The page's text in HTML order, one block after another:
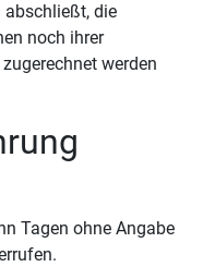
abschließt, die
noch ihrer
werden
Tagen ohne Angabe